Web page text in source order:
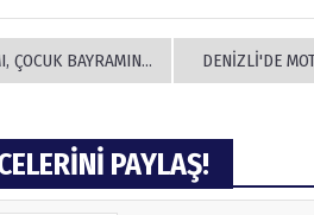
ÇİÇEK’E DEVRETTİ DENİZLİ'DE
PAYLAŞ!